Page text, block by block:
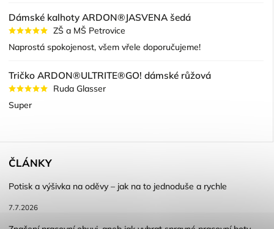
Dámské kalhoty ARDON®JASVENA šedá
ZŠ a MŠ Petrovice
Naprostá spokojenost, všem vřele doporučujeme!
Tričko ARDON®ULTRITE®GO! dámské růžová
Ruda Glasser
Super
ČLÁNKY
Potisk a výšivka na oděvy – jak na to jednoduše a rychle
7.7.2026